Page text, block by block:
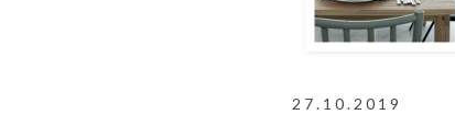
27.10.2019